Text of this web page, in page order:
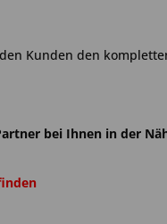
Kunden den
bei Ihnen in der